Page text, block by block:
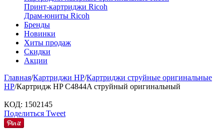
Принт-картриджи Ricoh
Драм-юниты Ricoh
Бренды
Новинки
Хиты продаж
Скидки
Акции
Главная/Картриджи HP/Картриджи струйные оригинальные
HP/Картридж HP C4844A струйный оригинальный
КОД: 1502145
Поделиться Tweet